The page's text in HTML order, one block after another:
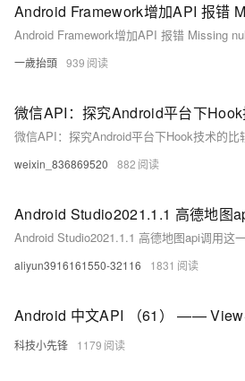
Android Framework增加API 报错 Missing
一歲抬頭 939
微信API：探究Android平台下Hook技术的比
weixin_836869520 882
Android Studio2021.1.1 高德地图
Android Studio2021.1.1 高德地图api调用这
aliyun3916161550-32116 1831
Android 中文API （61） ——
科技小先锋 1179